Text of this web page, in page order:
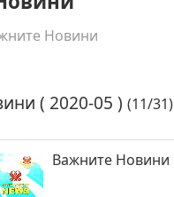
Новини
( 2020-05 ) (11/31)
Важните Новини